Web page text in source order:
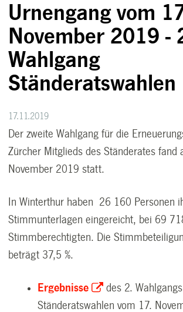
Urnengang vom
November 2019 -
Wahlgang
Ständeratswahlen
17.11.2019
Der zweite Wahlgang für die
Zürcher Mitglieds des Ständerates fand
November 2019 statt.
In Winterthur haben 26 160 Personen
Stimmunterlagen eingereicht, bei 69
Stimmberechtigten. Die
beträgt 37,5 %.
Ergebnisse
des 2.
Ständeratswahlen vom 17.